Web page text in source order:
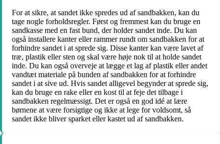
For at sikre, at sandet ikke spredes ud af sandbakken, kan du
tage nogle forholdsregler. Først og fremmest kan du bruge en
sandkasse med en fast bund, der holder sandet inde. Du kan
også installere kanter eller rammer rundt om sandbakken for at
forhindre sandet i at sprede sig. Disse kanter kan være lavet af
træ, plastik eller sten og skal være høje nok til at holde sandet
inde. Du kan også overveje at lægge et lag af plastik eller andet
vandtæt materiale på bunden af sandbakken for at forhindre
sandet i at sive ud. Hvis sandet alligevel begynder at sprede sig,
kan du bruge en rake eller en kost til at feje det tilbage i
sandbakken regelmæssigt. Det er også en god idé at lære
børnene at være forsigtige og ikke at lege for voldsomt, så
sandet ikke bliver sparket eller kastet ud af sandbakken.